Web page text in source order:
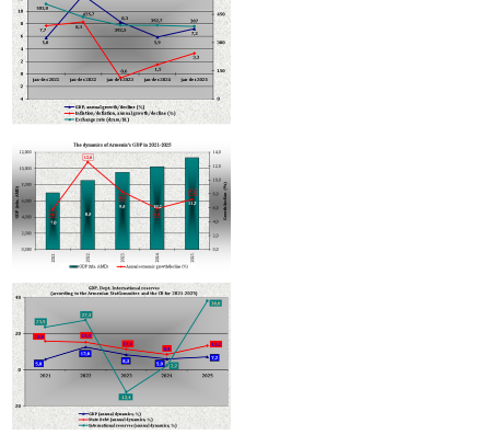
էլեկտրամոբիլների անմաքս ներմուծման համար
Տաթև Ասլանյանը նշանակվել է Հայաստանի բարձր
արդյունաբերության նախարարի տեղակալ